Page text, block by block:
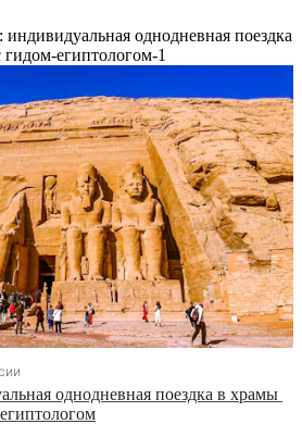
индивидуальная однодневная поездка
египтологом-1
однодневная поездка в храмы